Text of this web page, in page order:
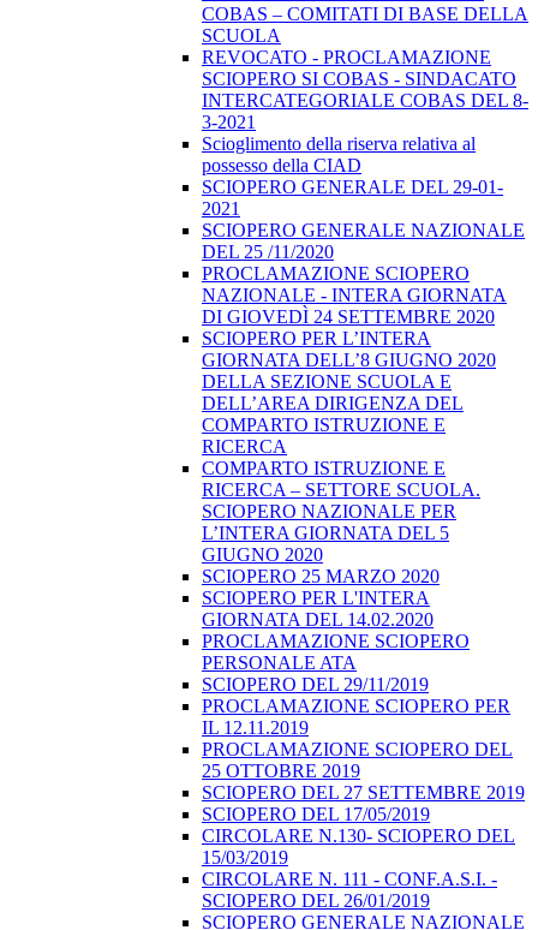
COBAS – COMITATI DI BASE DELLA
SCUOLA
REVOCATO - PROCLAMAZIONE
SCIOPERO SI COBAS - SINDACATO
INTERCATEGORIALE COBAS DEL 8-
3-2021
Scioglimento della riserva relativa al
possesso della CIAD
SCIOPERO GENERALE DEL 29-01-
2021
SCIOPERO GENERALE NAZIONALE
DEL 25 /11/2020
PROCLAMAZIONE SCIOPERO
NAZIONALE - INTERA GIORNATA
DI GIOVEDÌ 24 SETTEMBRE 2020
SCIOPERO PER L’INTERA
GIORNATA DELL’8 GIUGNO 2020
DELLA SEZIONE SCUOLA E
DELL’AREA DIRIGENZA DEL
COMPARTO ISTRUZIONE E
RICERCA
COMPARTO ISTRUZIONE E
RICERCA – SETTORE SCUOLA.
SCIOPERO NAZIONALE PER
L’INTERA GIORNATA DEL 5
GIUGNO 2020
SCIOPERO 25 MARZO 2020
SCIOPERO PER L'INTERA
GIORNATA DEL 14.02.2020
PROCLAMAZIONE SCIOPERO
PERSONALE ATA
SCIOPERO DEL 29/11/2019
PROCLAMAZIONE SCIOPERO PER
IL 12.11.2019
PROCLAMAZIONE SCIOPERO DEL
25 OTTOBRE 2019
SCIOPERO DEL 27 SETTEMBRE 2019
SCIOPERO DEL 17/05/2019
CIRCOLARE N.130- SCIOPERO DEL
15/03/2019
CIRCOLARE N. 111 - CONF.A.S.I. -
SCIOPERO DEL 26/01/2019
SCIOPERO GENERALE NAZIONALE